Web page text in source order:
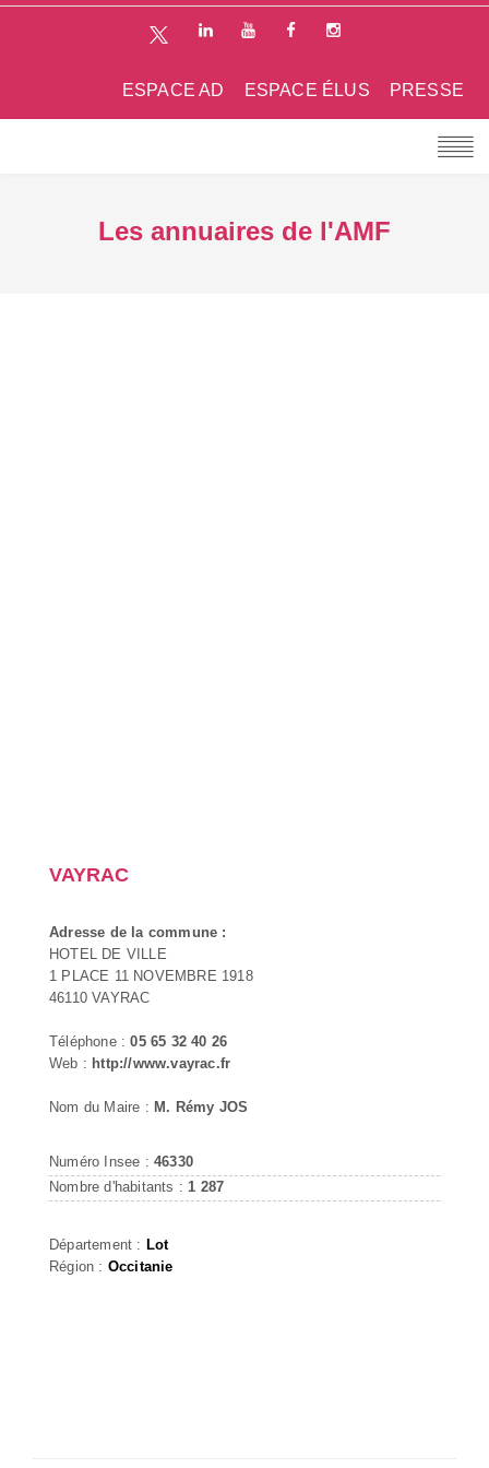
PRESSE
ESPACE ÉLUS
ESPACE AD
Les annuaires de l'AMF
VAYRAC
Adresse de la commune :
HOTEL DE VILLE
1 PLACE 11 NOVEMBRE 1918
46110 VAYRAC
Téléphone :05 65 32 40 26
Web : http://www.vayrac.fr
Nom du Maire : M. Rémy JOS
Numéro Insee : 46330
Nombre d'habitants : 1 287
Département : Lot
Région : Occitanie